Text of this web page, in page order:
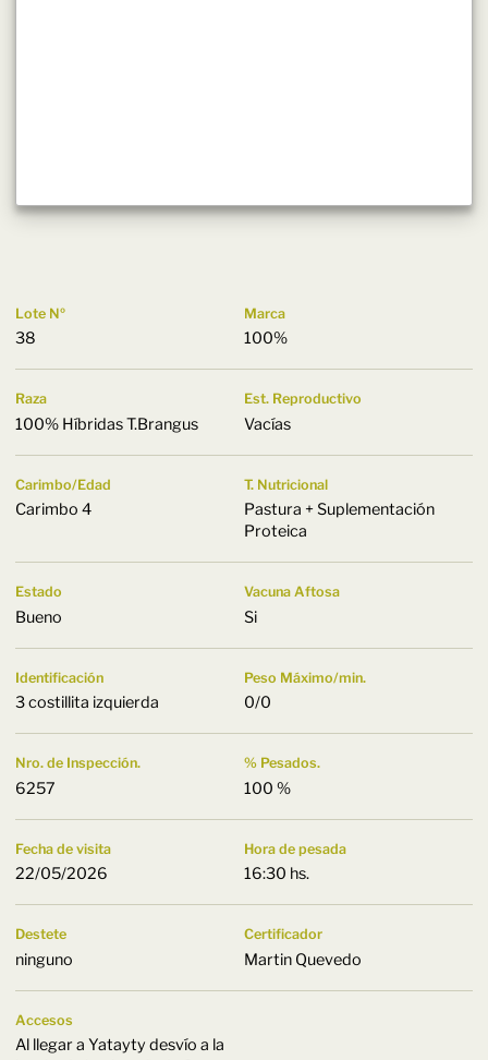
Lote Nº
38
Marca
100%
Raza
100% Híbridas T.Brangus
Est. Reproductivo
Vacías
Carimbo/Edad
Carimbo 4
T. Nutricional
Pastura + Suplementación
Proteica
Estado
Bueno
Vacuna Aftosa
Si
Identificación
3 costillita izquierda
Peso Máximo/min.
0/0
Nro. de Inspección.
6257
% Pesados.
100 %
Fecha de visita
22/05/2026
Hora de pesada
16:30 hs.
Destete
ninguno
Certificador
Martin Quevedo
Accesos
Al llegar a Yatayty desvío a la